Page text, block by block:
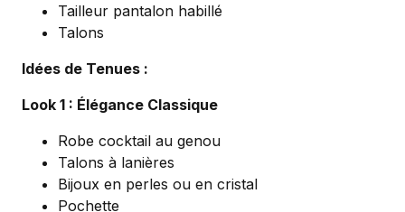
Tailleur pantalon habillé
Talons
Idées de Tenues :
Look 1 : Élégance Classique
Robe cocktail au genou
Talons à lanières
Bijoux en perles ou en cristal
Pochette